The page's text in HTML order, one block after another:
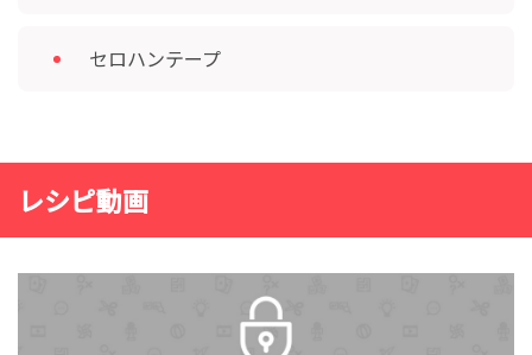
セロハンテープ
レシピ動画